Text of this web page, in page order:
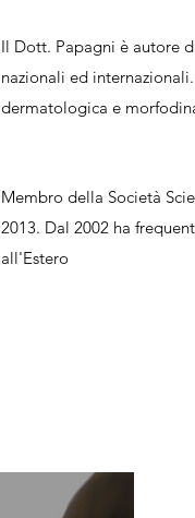
Il Dott. Papagni è autore
nazionali ed
dermatologica e
Membro della Società
2013. Dal 2002 ha
all'Estero